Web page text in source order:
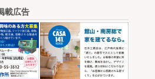
載広告